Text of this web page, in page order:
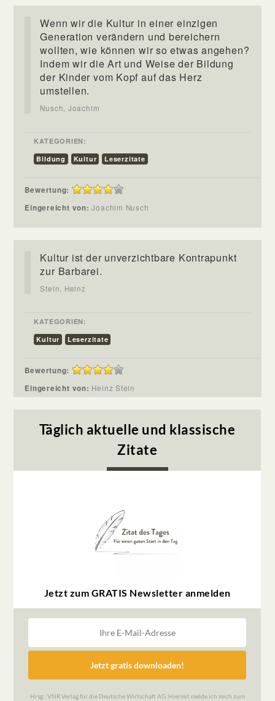
Wenn wir die Kultur in einer einzigen
Generation verändern und bereichern
wollten, wie können wir so etwas angehen?
Indem wir die Art und Weise der Bildung
der Kinder vom Kopf auf das Herz
umstellen.
Nusch, Joachim
KATEGORIEN:
Bildung
Kultur Leserzitate
Bewertung:
Eingereicht von:Joachim Nusch
Kultur ist der unverzichtbare Kontrapunkt
zur Barbarei.
Stein, Heinz
KATEGORIEN:
Kultur
Leserzitate
Bewertung:
Eingereicht von: Heinz Stein